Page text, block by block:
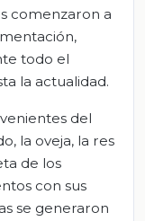
comenzaron a
todo el
la actualidad.
del
la oveja, la res
de los
con sus
se generaron